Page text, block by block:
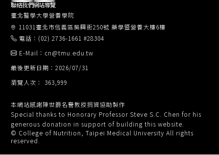
臺北醫學大學營養學院
11031臺北市信義區吳興街250號 藥學暨營養大樓6樓
電話：(02) 2736-1661 #28304
瀏覽人次： 363,999
E-Mail：cn@tmu.edu.tw
最後更新日期：2026/07/31
聯絡我們網站導覽
本網站感謝陳世爵名譽教授捐資協助製作
Special thanks to Honorary Professor Steve S.C. Chen for his
generous donation in support of building this website.
© College of Nutrition, Taipei Medical University All rights
reserved.